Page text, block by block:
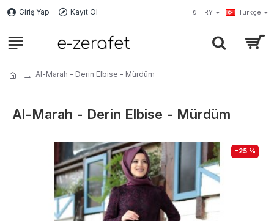
Giriş Yap Kayıt Ol ₺ TRY Türkçe
Al-Marah - Derin Elbise - Mürdüm
Al-Marah - Derin Elbise - Mürdüm
-25 %